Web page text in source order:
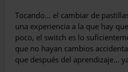
Tocando… el cambiar de
una experiencia a la que hay
poco, el switch es lo
que no hayan cambios
que después del aprendizaje…